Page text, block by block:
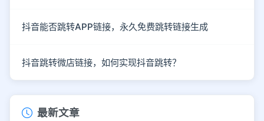
抖音能否跳转APP链接，永久免费跳转链接生成
抖音跳转微店链接，如何实现抖音跳转？
最新文章